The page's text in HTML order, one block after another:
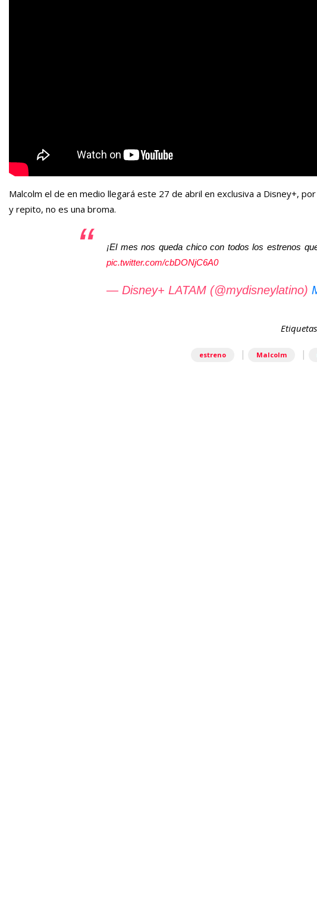
Malcolm el de en medio llegará este 27 de abril en exclusiva a Disney+,
y repito, no es una broma.
¡El mes nos queda chico con todos los estrenos
pic.twitter.com/cbDONjC6A0
— Disney+ LATAM (@mydisneylatino)
estreno | Malcolm |